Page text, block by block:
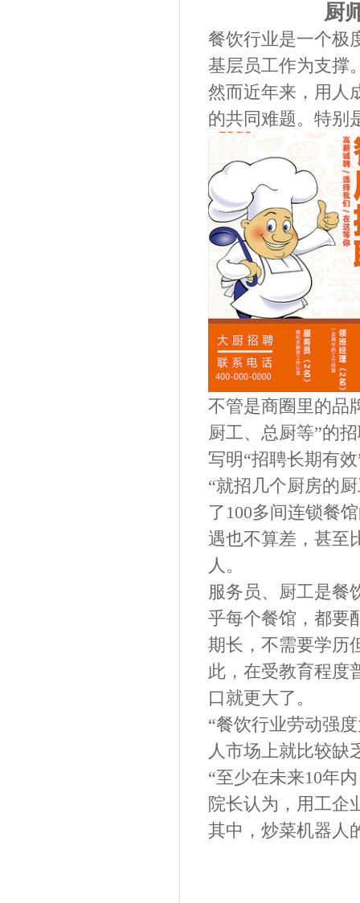
厨
餐饮行业是一个极
基层员工作为支撑
然而近年来，用人
的共同难题。特别
不管是商圈里的品
厨工、总厨等”的
写明“招聘长期有
“就招几个厨房的
了100多间连锁餐
遇也不算差，甚至
人。
服务员、厨工是餐
乎每个餐馆，都要
期长，不需要学历
此，在受教育程度
口就更大了。
“餐饮行业劳动强
人市场上就比较缺
“至少在未来10年
院长认为，用工企
其中，炒菜机器人